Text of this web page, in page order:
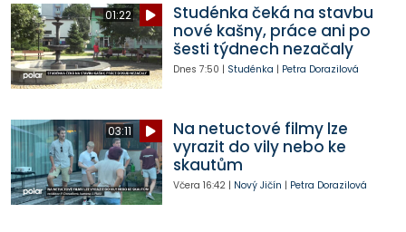
01:22
Studénka čeká na stavbu
nové kašny, práce ani po
šesti týdnech nezačaly
Dnes 7:50 | Studénka | Petra Dorazilová
03:11
Na netuctové filmy lze
vyrazit do vily nebo ke
skautům
Včera 16:42| Nový Jičín | Petra Dorazilová